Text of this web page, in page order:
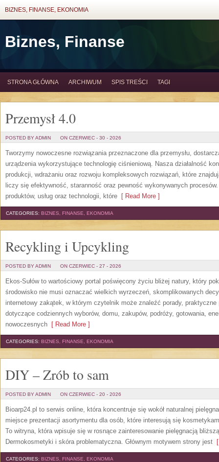
BIZNES, FINANSE, EKONOMIA
Biznes, Finanse
STRONA GŁÓWNA ARCHIWUM SPIS TREŚCI TAGI
Przemysł 4.0
POSTED BY ADMIN ON CZERWIEC - 30 - 2026
Tworzymy nowoczesne rozwiązania przeznaczone dla przemysłu,
urządzenia wykorzystujące technologię ciśnieniową. Nasza działalność
produkcji, wdrażaniu oraz rozwoju kompleksowych rozwiązań, które
liczy się efektywność, staranność oraz pewność wykonywanych
produktów, usług oraz technologii, które [ Read More ]
CATEGORIES: BIZNES, FINANSE, EKONOMIA
Recykling i Upcykling
POSTED BY ADMIN ON CZERWIEC - 27 - 2026
Ekos-Sułów to wartościowy portal poświęcony życiu bliżej natury, który
środowisko nie musi oznaczać wielkich wyrzeczeń, skomplikowanych
internetowy zakątek, w którym czytelnik może znaleźć porady,
dotyczące codziennych wyborów, domu, zakupów, podróży, gotowania,
nowoczesnych [ Read More ]
CATEGORIES: BIZNES, FINANSE, EKONOMIA
DIY – Zrób to sam
POSTED BY ADMIN ON CZERWIEC - 20 - 2026
Bioarp24.pl to serwis online, która koncentruje się wokół naturalnej
miejsce prezentacji asortymentu dla osób, które interesują się
To witryna, która wpisuje się w rosnące zainteresowanie pielęgnacją
Dermokosmetyki i skóra problematyczna. Głównym motywem strony jest
CATEGORIES: BIZNES, FINANSE, EKONOMIA